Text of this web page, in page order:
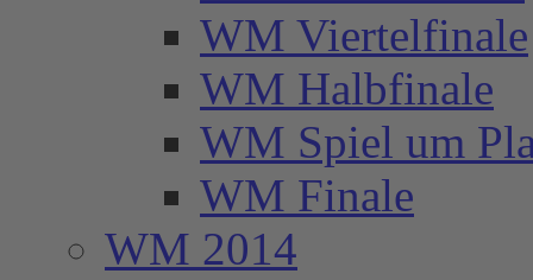
WM Viertelfinale
WM Halbfinale
WM Spiel um
WM Finale
WM 2014